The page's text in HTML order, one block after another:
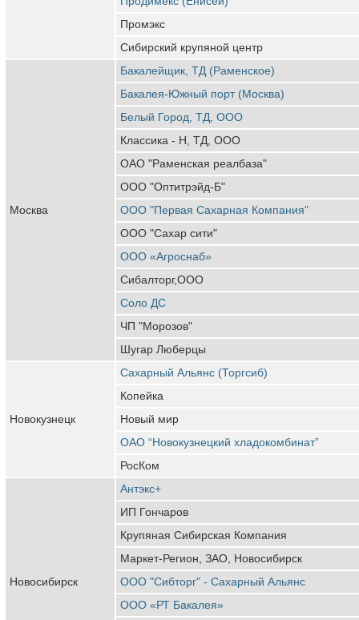
Промэкс
Сибирский крупяной центр
Москва
Бакалейщик, ТД (Раменское)
Бакалея-Южный порт (Москва)
Белый Город, ТД, ООО
Классика - Н, ТД, ООО
ОАО "Раменская реалбаза"
ООО "Оптитрэйд-Б"
ООО "Первая Сахарная Компания"
ООО "Сахар сити"
ООО «Агроснаб»
Сибалторг,ООО
Соло ДС
ЧП "Морозов"
Шугар Люберцы
Новокузнецк
Сахарный Альянс (Торгсиб)
Копейка
Новый мир
ОАО “Новокузнецкий хладокомбинат”
РосКом
Новосибирск
Антэкс+
ИП Гончаров
Крупяная Сибирская Компания
Маркет-Регион, ЗАО, Новосибирск
ООО "Сибторг" - Сахарный Альянс
ООО «РТ Бакалея»